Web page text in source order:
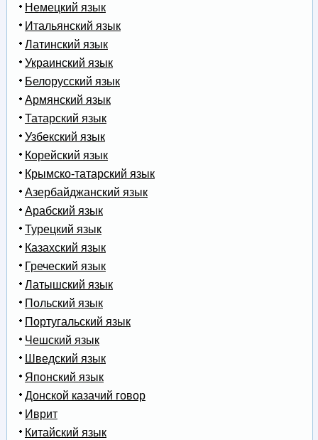
Немецкий язык
Итальянский язык
Латинский язык
Украинский язык
Белорусский язык
Армянский язык
Татарский язык
Узбекский язык
Корейский язык
Крымско-татарский язык
Азербайджанский язык
Арабский язык
Турецкий язык
Казахский язык
Греческий язык
Латышский язык
Польский язык
Португальский язык
Чешский язык
Шведский язык
Японский язык
Донской казачий говор
Иврит
Китайский язык